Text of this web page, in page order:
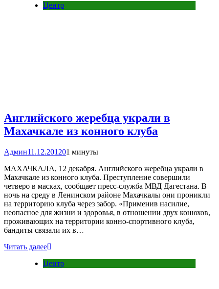
Центр
Английского жеребца украли в
Махачкале из конного клуба
Админ11.12.201201 минуты
МАХАЧКАЛА, 12 декабря. Английского жеребца украли в
Махачкале из конного клуба. Преступление совершили
четверо в масках, сообщает пресс-служба МВД Дагестана. В
ночь на среду в Ленинском районе Махачкалы они проникли
на территорию клуба через забор. «Применив насилие,
неопасное для жизни и здоровья, в отношении двух конюхов,
проживающих на территории конно-спортивного клуба,
бандиты связали их в…
Читать далее
Центр